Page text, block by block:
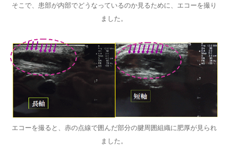
そこで、患部が内部でどうなっているのか見るために、エコーを撮り
ました。
エコーを撮ると、赤の点線で囲んだ部分の腱周囲組織に肥厚が見られ
ました。